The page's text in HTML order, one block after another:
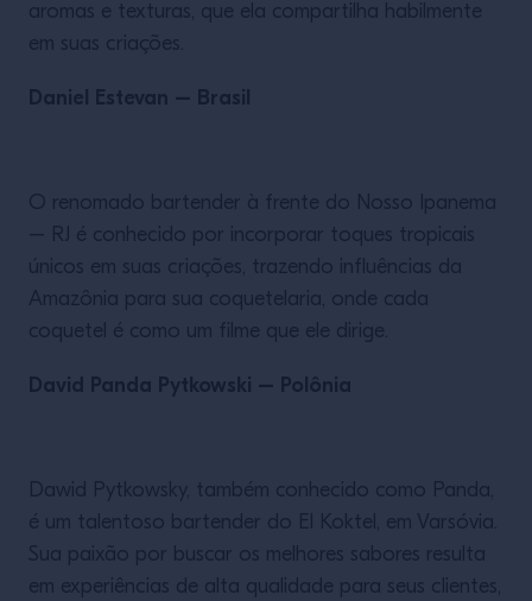
aromas e texturas, que ela compartilha habilmente
em suas criações.
Daniel Estevan – Brasil
O renomado bartender à frente do Nosso Ipanema
– RJ é conhecido por incorporar toques tropicais
únicos em suas criações, trazendo influências da
Amazônia para sua coquetelaria, onde cada
coquetel é como um filme que ele dirige.
David Panda Pytkowski – Polônia
Dawid Pytkowsky, também conhecido como Panda,
é um talentoso bartender do El Koktel, em Varsóvia.
Sua paixão por buscar os melhores sabores resulta
em experiências de alta qualidade para seus clientes,